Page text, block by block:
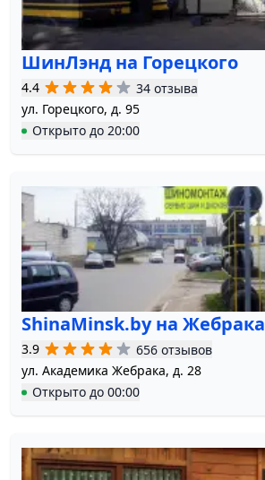
ШинЛэнд на Горецкого
4.4
34 отзыва
ул. Горецкого, д. 95
Открыто до 20:00
ShinaMinsk.by на Жебрака
3.9
656 отзывов
ул. Академика Жебрака, д. 28
Открыто до 00:00